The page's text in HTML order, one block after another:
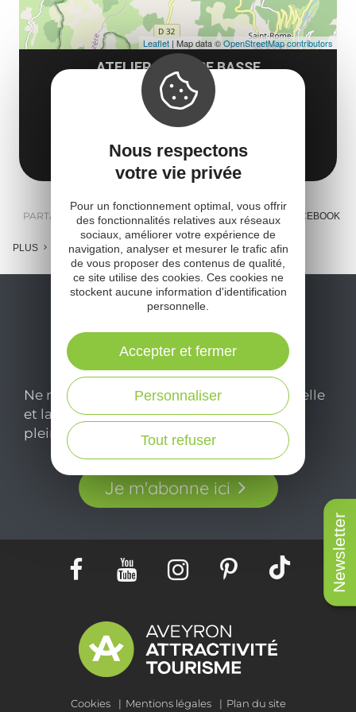
Newsletter
ATELIER LA MARE BASSE
42 rue de la mare basse
48210 Massegros Causses Gorges
Obtenir l'itinéraire
Leaflet | Map data ©OpenStreetMap contributors
PARTAGER : E-MAIL MESSENGER FACEBOOK
PLUS
Ne manquez pas notre newsletter mensuelle
et laissez-vous inspirer pour profiter
pleinement de votre séjour en Aveyron.
Je m'abonne ici
Cookies Mentions légales Plan du site
Nous respectons
votre vie privée
Pour un fonctionnement optimal, vous offrir
des fonctionnalités relatives aux réseaux
sociaux, améliorer votre expérience de
navigation, analyser et mesurer le trafic afin
de vous proposer des contenus de qualité,
ce site utilise des cookies. Ces cookies ne
stockent aucune information d'identification
personnelle.
Tout refuser
Personnaliser
Accepter et fermer